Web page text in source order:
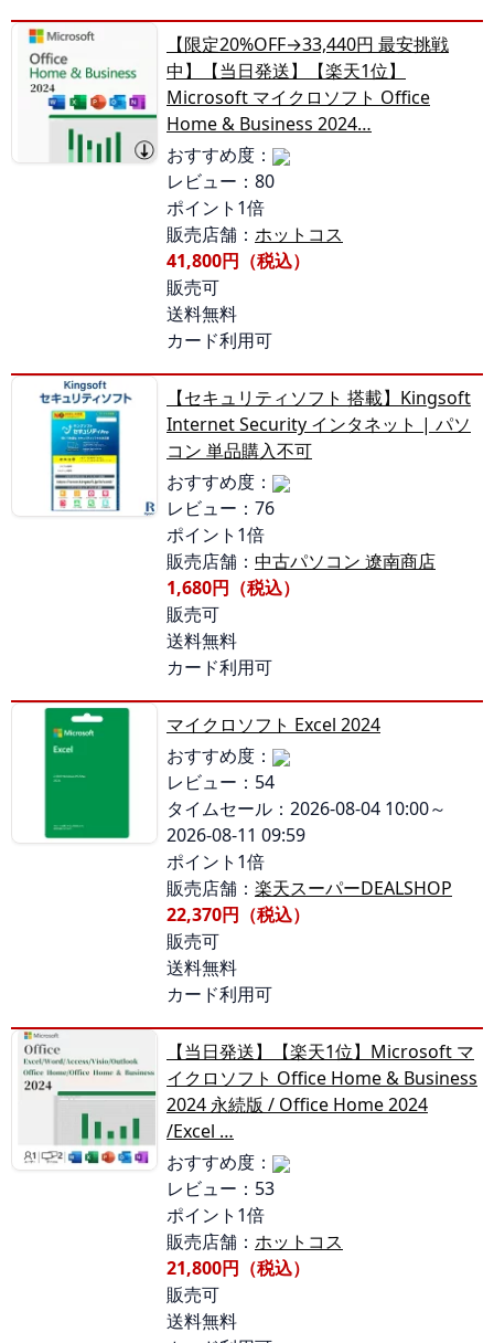
【限定20%OFF→33,440円 最安挑戦
中】【当日発送】【楽天1位】
Microsoft マイクロソフト Office
Home & Business 2024…
おすすめ度：
レビュー：80
ポイント1倍
販売店舗： ホットコス
41,800円（税込）
販売可
送料無料
カード利用可
【セキュリティソフト 搭載】Kingsoft
Internet Security インタネット | パソ
コン 単品購入不可
おすすめ度：
レビュー：76
ポイント1倍
販売店舗： 中古パソコン 遼南商店
1,680円（税込）
販売可
送料無料
カード利用可
マイクロソフト Excel 2024
おすすめ度：
レビュー：54
タイムセール：2026-08-04 10:00～
2026-08-11 09:59
ポイント1倍
販売店舗： 楽天スーパーDEALSHOP
22,370円（税込）
販売可
送料無料
カード利用可
【当日発送】【楽天1位】Microsoft マ
イクロソフト Office Home & Business
2024 永続版 / Office Home 2024
/Excel …
おすすめ度：
レビュー：53
ポイント1倍
販売店舗： ホットコス
21,800円（税込）
販売可
送料無料